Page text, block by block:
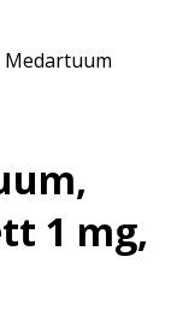
Medartuum
1 mg,